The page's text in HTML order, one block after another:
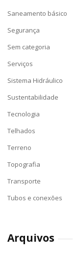
Saneamento básico
Segurança
Sem categoria
Serviços
Sistema Hidráulico
Sustentabilidade
Tecnologia
Telhados
Terreno
Topografia
Transporte
Tubos e conexões
Arquivos